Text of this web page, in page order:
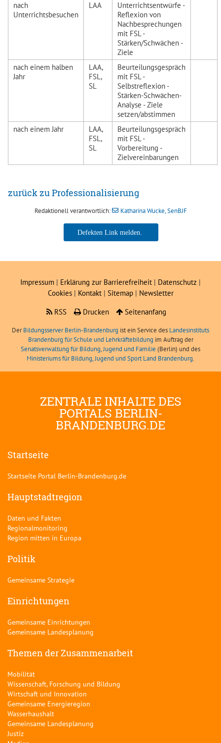
nach
Unterrichtsbesuchen
LAA
Unterrichtsentwürfe -
Reflexion von
Nachbesprechungen
mit FSL -
Stärken/Schwächen -
Ziele
nach einem halben
Jahr
LAA,
FSL,
SL
Beurteilungsgespräch
mit FSL -
Selbstreflexion -
Stärken-Schwächen-
Analyse - Ziele
setzen/abstimmen
nach einem Jahr
LAA,
FSL,
SL
Beurteilungsgespräch
mit FSL -
Vorbereitung -
Zielvereinbarungen
zurück zu Professionalisierung
Redaktionell verantwortlich: Katharina Wucke, SenBJF
Katharina Wucke, SenBJF
Impressum | Erklärung zur Barrierefreiheit | Datenschutz |
Cookies| Kontakt | Sitemap| Newsletter
RSS
Drucken Seitenanfang
DerBildungsserver Berlin-Brandenburg ist ein Service des Landesinstituts
Brandenburg für Schule und Lehrkräftebildung im Auftrag der
Senatsverwaltung für Bildung, Jugend und Familie (Berlin) und des
Ministeriums für Bildung, Jugend und Sport Land Brandenburg.
ZENTRALE INHALTE DES
PORTALS BERLIN-
BRANDENBURG.DE
Startseite
Startseite Portal Berlin-Brandenburg.de
Hauptstadtregion
Daten und Fakten
Regionalmonitoring
Region mitten in Europa
Politik
Gemeinsame Strategie
Einrichtungen
Gemeinsame Einrichtungen
Gemeinsame Landesplanung
Themen der Zusammenarbeit
Mobilität
Wissenschaft, Forschung und Bildung
Wirtschaft und Innovation
Gemeinsame Energieregion
Wasserhaushalt
Gemeinsame Landesplanung
Justiz